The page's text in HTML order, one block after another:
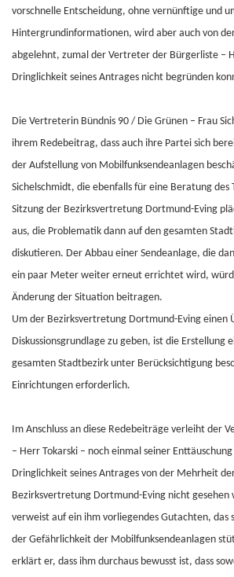
vorschnelle Entscheidung, ohne vernünftige und
Hintergrundinformationen, wird aber auch von
abgelehnt, zumal der Vertreter der Bürgerliste –
Dringlichkeit seines Antrages nicht begründen
Die Vertreterin Bündnis 90 / Die Grünen – Frau
ihrem Redebeitrag, dass auch ihre Partei sich
der Aufstellung von Mobilfunksendeanlagen
Sichelschmidt, die ebenfalls für eine Beratung des
Sitzung der Bezirksvertretung Dortmund-Eving
aus, die Problematik dann auf den gesamten
diskutieren. Der Abbau einer Sendeanlage, die
ein paar Meter weiter erneut errichtet wird,
Änderung der Situation beitragen.
Um der Bezirksvertretung Dortmund-Eving einen
Diskussionsgrundlage zu geben, ist die Erstellung
gesamten Stadtbezirk unter Berücksichtigung
Einrichtungen erforderlich.
Im Anschluss an diese Redebeiträge verleiht der
– Herr Tokarski – noch einmal seiner
Dringlichkeit seines Antrages von der Mehrheit
Bezirksvertretung Dortmund-Eving nicht gesehen
verweist auf ein ihm vorliegendes Gutachten, das
der Gefährlichkeit der Mobilfunksendeanlagen
erklärt er, dass ihm durchaus bewusst ist, dass